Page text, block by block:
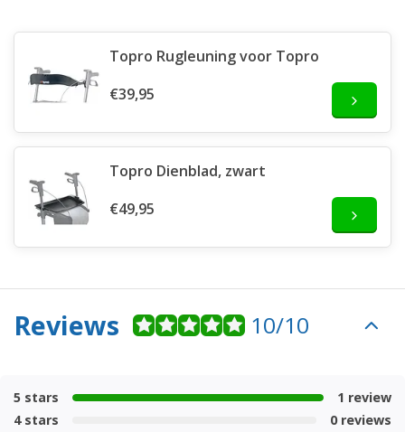
Topro Rugleuning voor Topro
€39,95
Topro Dienblad, zwart
€49,95
Reviews 10/10
5 stars
1 review
4 stars
0 reviews